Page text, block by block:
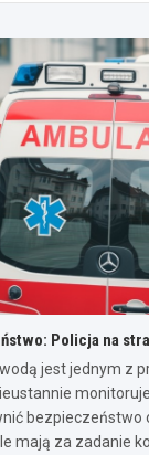
Policja na
jest jednym z
bezpieczeństwo
mają za zadanie